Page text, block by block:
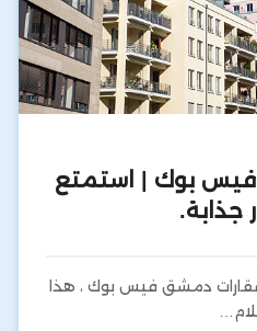
بوك | استمتع
جذابة.
دمشق فيس بوك ، هذا